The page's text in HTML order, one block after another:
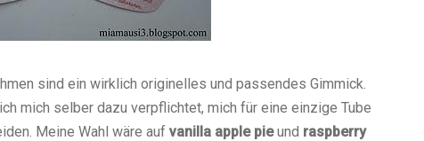
sind ein wirklich originelles und passendes Gimmick.
mich selber dazu verpflichtet, mich für eine einzige Tube
Meine Wahl wäre auf vanilla applepieund raspberry